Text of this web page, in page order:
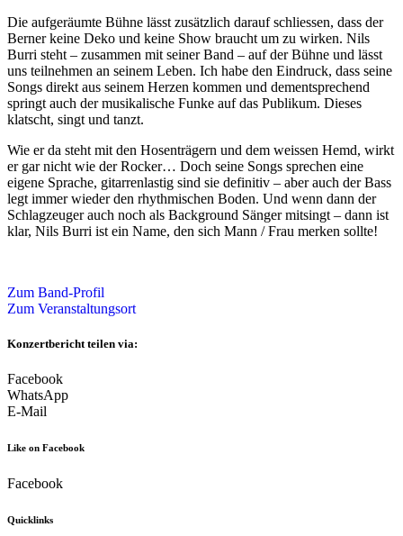
Die aufgeräumte Bühne lässt zusätzlich darauf schliessen, dass der
Berner keine Deko und keine Show braucht um zu wirken. Nils
Burri steht – zusammen mit seiner Band – auf der Bühne und lässt
uns teilnehmen an seinem Leben. Ich habe den Eindruck, dass seine
Songs direkt aus seinem Herzen kommen und dementsprechend
springt auch der musikalische Funke auf das Publikum. Dieses
klatscht, singt und tanzt.
Wie er da steht mit den Hosenträgern und dem weissen Hemd, wirkt
er gar nicht wie der Rocker… Doch seine Songs sprechen eine
eigene Sprache, gitarrenlastig sind sie definitiv – aber auch der Bass
legt immer wieder den rhythmischen Boden. Und wenn dann der
Schlagzeuger auch noch als Background Sänger mitsingt – dann ist
klar, Nils Burri ist ein Name, den sich Mann / Frau merken sollte!
Zum Band-Profil
Zum Veranstaltungsort
Konzertbericht teilen via:
Facebook
WhatsApp
E-Mail
Like on Facebook
Facebook
Quicklinks